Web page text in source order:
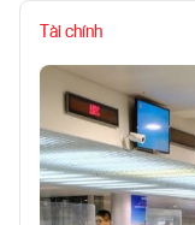
Tài chính